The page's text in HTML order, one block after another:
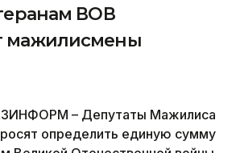
ВОВ
мажилисмены
– Депутаты Мажилиса
определить единую сумму